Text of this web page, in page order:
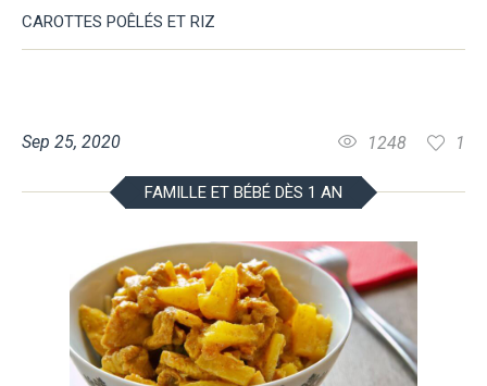
CAROTTES POÊLÉS ET RIZ
Sep 25, 2020 1
1248
FAMILLE ET BÉBÉ DÈS 1 AN